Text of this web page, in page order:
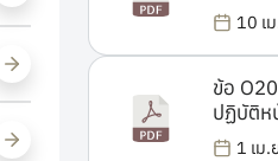
10 เ
ข้อ
ปฏิบัติห
1 เม.